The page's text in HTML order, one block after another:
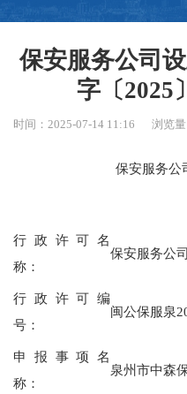
保安服务公司
字〔2025
时间：2025-07-14 11:16 浏览量
保安服务公司设立
行政许可名
称：
保安服务公
行政许可编
号：
闽公保服泉
申报事项名
称：
泉州市中森